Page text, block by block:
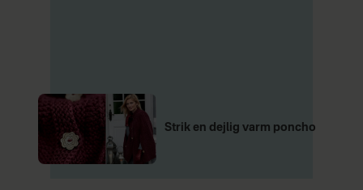
Strik en dejlig varm poncho